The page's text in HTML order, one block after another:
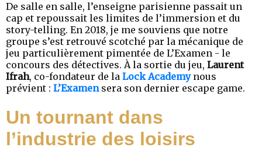
De salle en salle, l’enseigne parisienne passait un
cap et repoussait les limites de l’immersion et du
story-telling. En 2018, je me souviens que notre
groupe s’est retrouvé scotché par la mécanique de
jeu particulièrement pimentée de L’Examen - le
concours des détectives. À la sortie du jeu, Laurent
Ifrah, co-fondateur de la Lock Academynous
prévient : L’Examensera son dernier escape game.
Un tournant dans
l’industrie des loisirs